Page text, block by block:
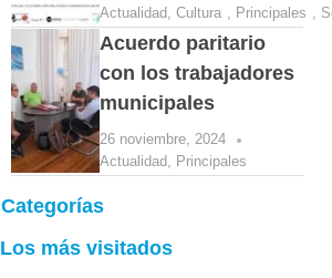
Actualidad, Cultura , Principales ,
Acuerdo paritario
con los trabajadores
municipales
26 noviembre, 2024
Actualidad, Principales
Categorías
Los más visitados